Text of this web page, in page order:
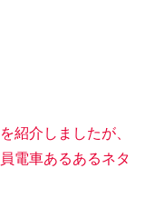
紹介しましたが、
電車あるあるネタ